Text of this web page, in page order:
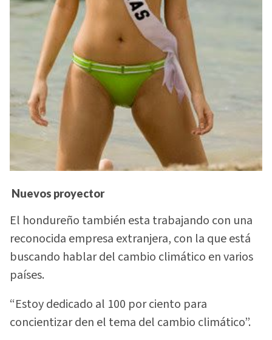
Nuevos proyector
El hondureño también esta trabajando con una
reconocida empresa extranjera, con la que está
buscando hablar del cambio climático en varios
países.
“Estoy dedicado al 100 por ciento para
concientizar den el tema del cambio climático”.